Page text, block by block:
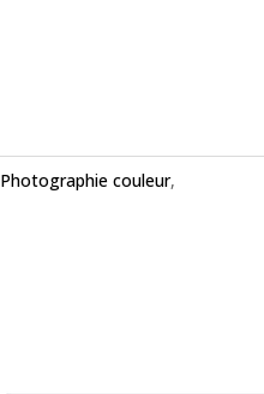
Photographie couleur,